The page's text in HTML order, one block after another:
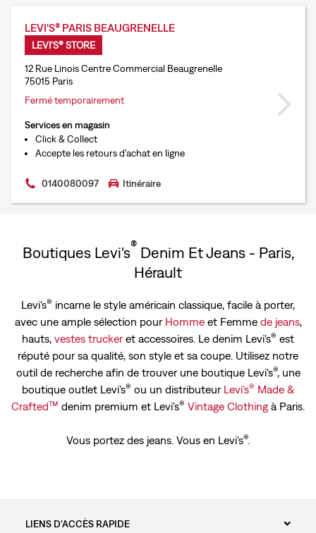
LEVI'S® PARIS BEAUGRENELLE
LEVI'S® STORE
12 Rue Linois Centre Commercial Beaugrenelle
75015 Paris
Fermé temporairement
Services en magasin
Click & Collect
Accepte les retours d'achat en ligne
0140080097 Itinéraire
Boutiques Levi's® Denim Et Jeans - Paris,
Hérault
Levi's® incarne le style américain classique, facile à porter,
avec une ample sélection pour Hommeet Femme de jeans,
hauts, vestes truckeret accessoires. Le denim Levi's® est
réputé pour sa qualité, son style et sa coupe. Utilisez notre
outil de recherche afin de trouver une boutique Levi's®, une
boutique outlet Levi's® ou un distributeur Levi's® Made &
Crafted™ denim premium et Levi's® Vintage Clothing à Paris.
Vous portez des jeans. Vous en Levi's®.
LIENS D'ACCÈS RAPIDE